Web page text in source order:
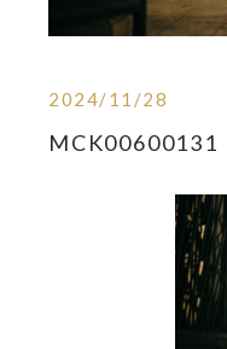
2024/11/28
MCK00600131